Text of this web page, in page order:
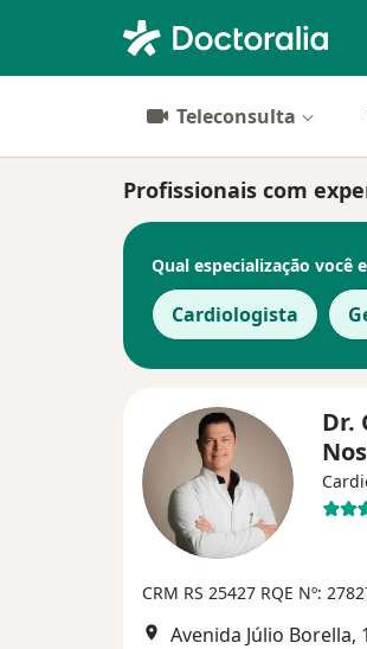
Teleconsulta
Profissionais com
Qual especialização você
Cardiologista
Dr.
CRM RS 25427 RQE Nº: